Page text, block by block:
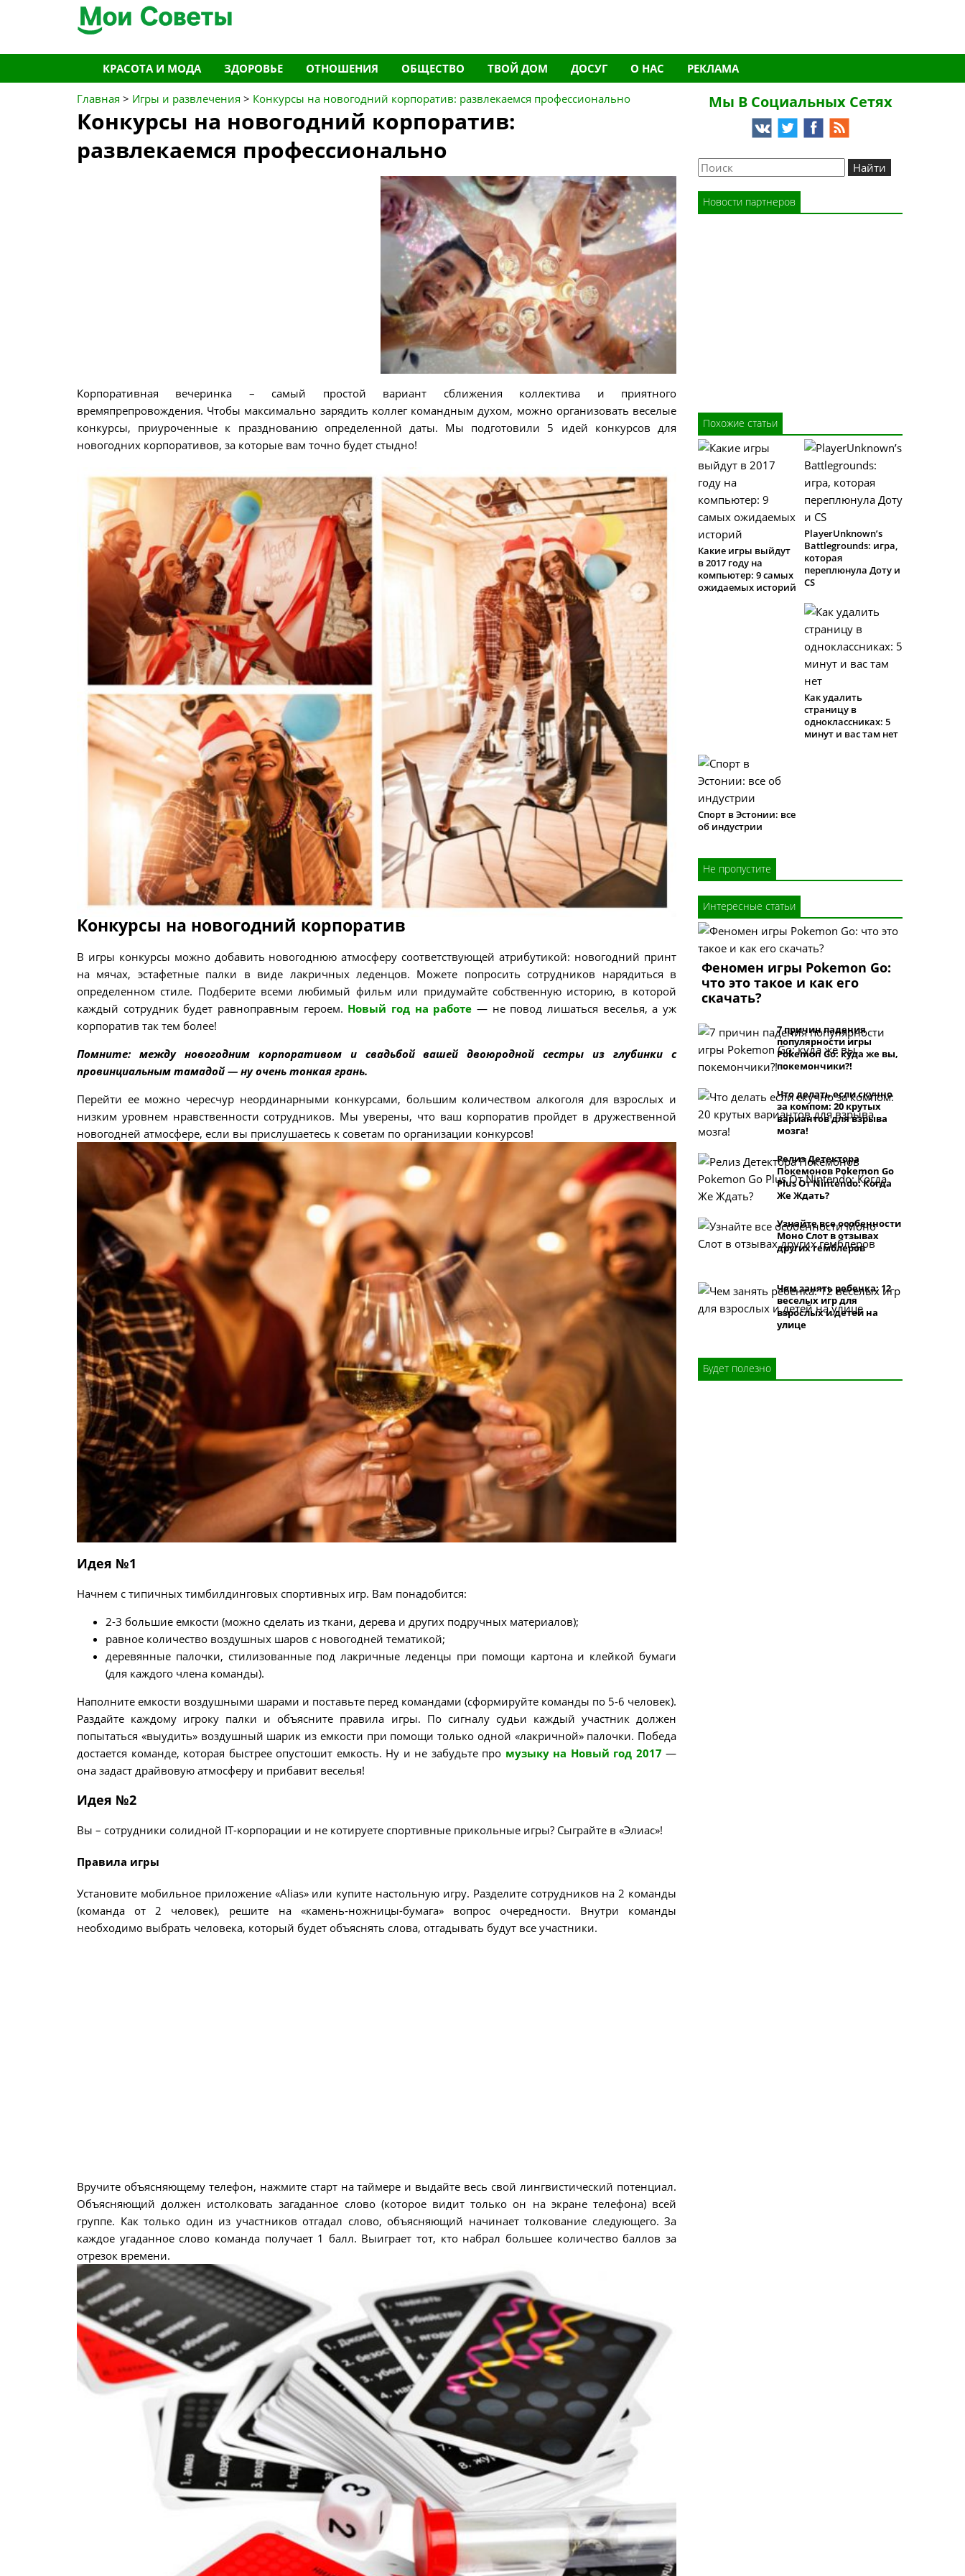
Перейти
к
содержимому
КРАСОТА И МОДА ЗДОРОВЬЕ ОТНОШЕНИЯ ОБЩЕСТВО ТВОЙ ДОМ ДОСУГ О НАС РЕКЛАМА
Главная > Игры и развлечения > Конкурсы на новогодний корпоратив: развлекаемся профессионально
Конкурсы на новогодний корпоратив:
развлекаемся профессионально
Корпоративная вечеринка – самый простой вариант сближения коллектива и приятного
времяпрепровождения. Чтобы максимально зарядить коллег командным духом, можно организовать веселые
конкурсы, приуроченные к празднованию определенной даты. Мы подготовили 5 идей конкурсов для
новогодних корпоративов, за которые вам точно будет стыдно!
Конкурсы на новогодний корпоратив
В игры конкурсы можно добавить новогоднюю атмосферу соответствующей атрибутикой: новогодний принт
на мячах, эстафетные палки в виде лакричных леденцов. Можете попросить сотрудников нарядиться в
определенном стиле. Подберите всеми любимый фильм или придумайте собственную историю, в которой
каждый сотрудник будет равноправным героем. Новый год на работе — не повод лишаться веселья, а уж
корпоратив так тем более!
Помните: между новогодним корпоративом и свадьбой вашей двоюродной сестры из глубинки с
провинциальным тамадой — ну очень тонкая грань.
Перейти ее можно чересчур неординарными конкурсами, большим количеством алкоголя для взрослых и
низким уровнем нравственности сотрудников. Мы уверены, что ваш корпоратив пройдет в дружественной
новогодней атмосфере, если вы прислушаетесь к советам по организации конкурсов!
Идея №1
Начнем с типичных тимбилдинговых спортивных игр. Вам понадобится:
2-3 большие емкости (можно сделать из ткани, дерева и других подручных материалов);
равное количество воздушных шаров с новогодней тематикой;
деревянные палочки, стилизованные под лакричные леденцы при помощи картона и клейкой бумаги
(для каждого члена команды).
Наполните емкости воздушными шарами и поставьте перед командами (сформируйте команды по 5-6 человек).
Раздайте каждому игроку палки и объясните правила игры. По сигналу судьи каждый участник должен
попытаться «выудить» воздушный шарик из емкости при помощи только одной «лакричной» палочки. Победа
достается команде, которая быстрее опустошит емкость. Ну и не забудьте про музыку на Новый год 2017—
она задаст драйвовую атмосферу и прибавит веселья!
Идея №2
Вы – сотрудники солидной IT-корпорации и не котируете спортивные прикольные игры? Сыграйте в «Элиас»!
Правила игры
Установите мобильное приложение «Alias» или купите настольную игру. Разделите сотрудников на 2 команды
(команда от 2 человек), решите на «камень-ножницы-бумага» вопрос очередности. Внутри команды
необходимо выбрать человека, который будет объяснять слова, отгадывать будут все участники.
Вручите объясняющему телефон, нажмите старт на таймере и выдайте весь свой лингвистический потенциал.
Объясняющий должен истолковать загаданное слово (которое видит только он на экране телефона) всей
группе. Как только один из участников отгадал слово, объясняющий начинает толкование следующего. За
каждое угаданное слово команда получает 1 балл. Выиграет тот, кто набрал большее количество баллов за
отрезок времени.
Мы В Социальных Сетях
Новости партнеров
Похожие статьи
Какие игры выйдут
в 2017 году на
компьютер: 9 самых
ожидаемых историй
PlayerUnknownʼs
Battlegrounds: игра,
которая
переплюнула Доту и
CS
Как удалить
страницу в
одноклассниках: 5
минут и вас там нет
Спорт в Эстонии: все
об индустрии
Не пропустите
Интересные статьи
Феномен игры Pokemon Go:
что это такое и как его
скачать?
7 причин падения
популярности игры
Pokemon Go: куда же вы,
покемончики?!
Что делать если скучно
за компом: 20 крутых
вариантов для взрыва
мозга!
Релиз Детектора
Покемонов Pokemon Go
Plus От Nintendo: Когда
Же Ждать?
Узнайте все особенности
Моно Слот в отзывах
других гемблеров
Чем занять ребенка: 12
веселых игр для
взрослых и детей на
улице
Будет полезно